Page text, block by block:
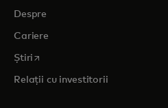
Despre
Cariere
Știri opens in a new tab
Relații cu investitorii